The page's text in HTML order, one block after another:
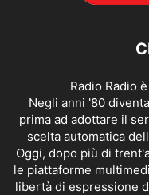
Radio Radio
Negli anni '80
prima ad adottare il
scelta automatica
Oggi, dopo più di
le piattaforme
libertà di espressione